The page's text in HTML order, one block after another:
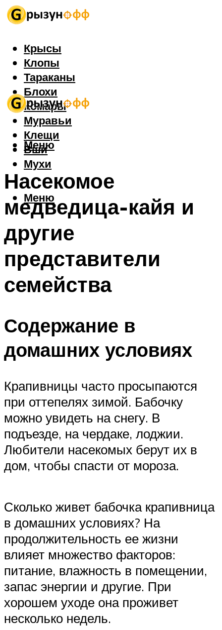
Крысы
Клопы
Тараканы
Блохи
Комары
Муравьи
Клещи
Вши
Мухи
Меню
Меню
Насекомое
медведица-кайя и
другие
представители
семейства
Содержание в
домашних условиях
Крапивницы часто просыпаются
при оттепелях зимой. Бабочку
можно увидеть на снегу. В
подъезде, на чердаке, лоджии.
Любители насекомых берут их в
дом, чтобы спасти от мороза.
Сколько живет бабочка крапивница
в домашних условиях? На
продолжительность ее жизни
влияет множество факторов:
питание, влажность в помещении,
запас энергии и другие. При
хорошем уходе она проживет
несколько недель.